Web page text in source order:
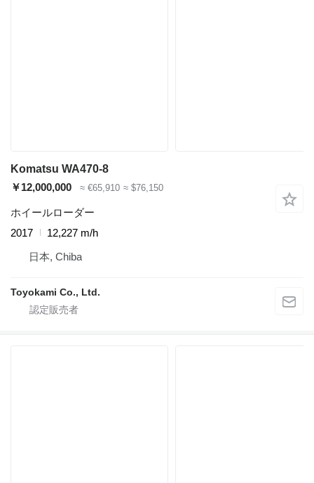
Komatsu WA470-8
￥12,000,000
≈ €65,910 ≈ $76,150
ホイールローダー
2017
12,227 m/h
日本, Chiba
Toyokami Co., Ltd.